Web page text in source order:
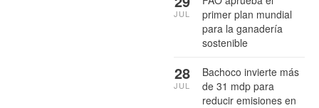
primer plan mundial
para la ganadería
sostenible
JUL
Bachoco invierte más
de 31 mdp para
reducir emisiones en
28
JUL